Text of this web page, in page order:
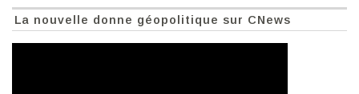
La nouvelle donne géopolitique sur CNews